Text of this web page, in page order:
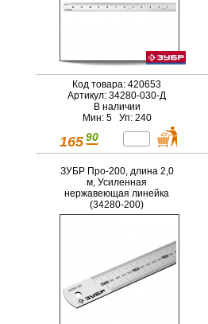
Код товара: 420653
Артикул: 34280-030-Д
В наличии
Мин: 5 Уп: 240
165 90
ЗУБР Про-200, длина 2,0
м, Усиленная
нержавеющая линейка
(34280-200)